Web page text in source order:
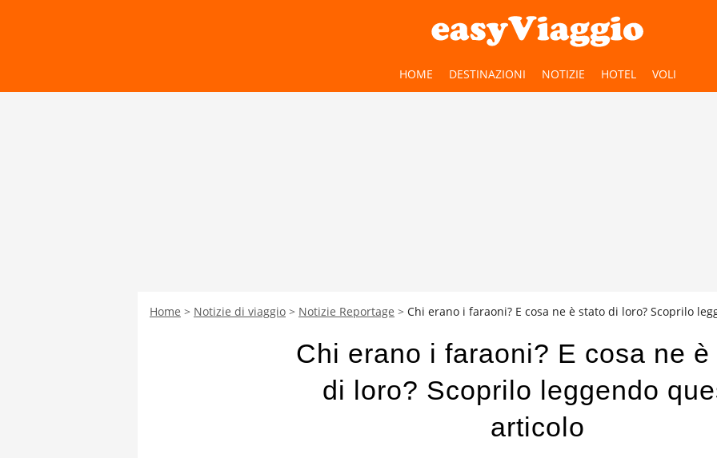
HOME DESTINAZIONI NOTIZIE HOTEL VOLI
Home Notizie di viaggio Notizie Reportage Chi erano i faraoni? E cosa ne è stato di loro? Scoprilo
Chi erano i faraoni? E cosa ne è
di loro? Scoprilo leggendo
articolo